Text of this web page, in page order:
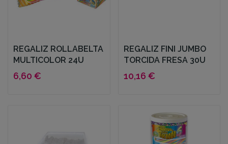
REGALIZ ROLLABELTA
MULTICOLOR 24U
6,60 €
REGALIZ FINI JUMBO
TORCIDA FRESA 30U
10,16 €